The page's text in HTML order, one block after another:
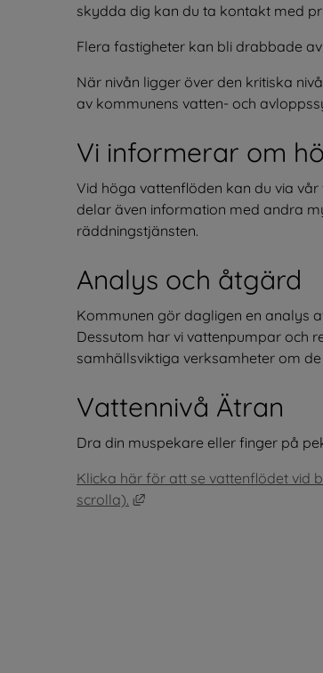
skydda dig kan du ta kontakt med
Flera fastigheter kan bli drabbade
När nivån ligger över den kritiska
av kommunens vatten- och
Vi informerar om
Vid höga vattenflöden kan du via
delar även information med andra
räddningstjänsten.
Analys och åtgärd
Kommunen gör dagligen en analys
Dessutom har vi vattenpumpar och
samhällsviktiga verksamheter om
Vattennivå Ätran
Dra din muspekare eller finger på
Klicka här för att se vattenflödet vid
scrolla).
Länk till annan webbplats,